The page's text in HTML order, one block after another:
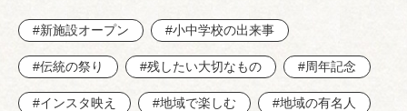
#新施設オープン #小中学校の出来事
#伝統の祭り #残したい大切なもの #周年記念
#インスタ映え #地域で楽しむ #地域の有名人